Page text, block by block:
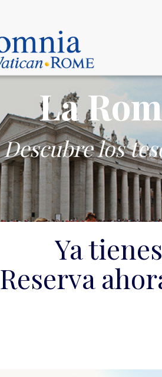
La
Descubre los
Ya
Reserva